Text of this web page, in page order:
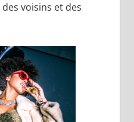
voisins et des